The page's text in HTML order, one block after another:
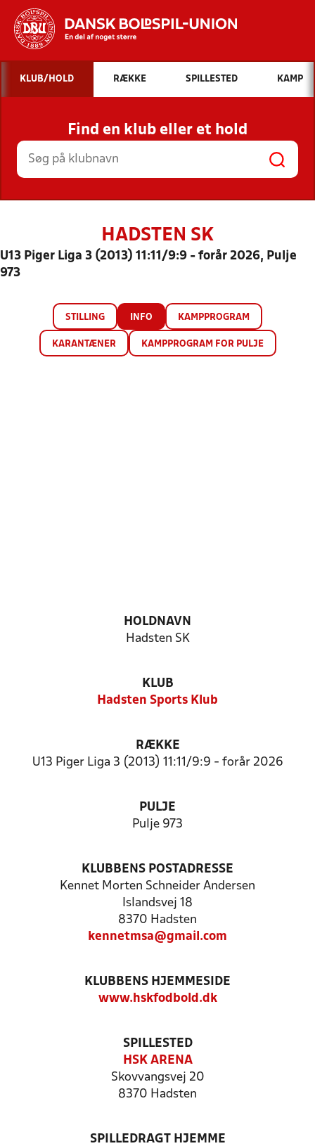
Hvad vil du søge efter?
INDHOLD OG NYHEDER
STILLINGER, RESULTATER, KLUBBER OG
HOLD
KLUB/HOLD RÆKKE SPILLESTED KAMP
Find en klub eller et hold
HADSTEN SK
U13 Piger Liga 3 (2013) 11:11/9:9 - forår 2026, Pulje
973
STILLING INFO KAMPPROGRAM
KARANTÆNER KAMPPROGRAM FOR PULJE
HOLDNAVN
Hadsten SK
KLUB
Hadsten Sports Klub
RÆKKE
U13 Piger Liga 3 (2013) 11:11/9:9 - forår 2026
PULJE
Pulje 973
KLUBBENS POSTADRESSE
Kennet Morten Schneider Andersen
Islandsvej 18
8370 Hadsten
kennetmsa@gmail.com
KLUBBENS HJEMMESIDE
www.hskfodbold.dk
SPILLESTED
HSK ARENA
Skovvangsvej 20
8370 Hadsten
SPILLEDRAGT HJEMME